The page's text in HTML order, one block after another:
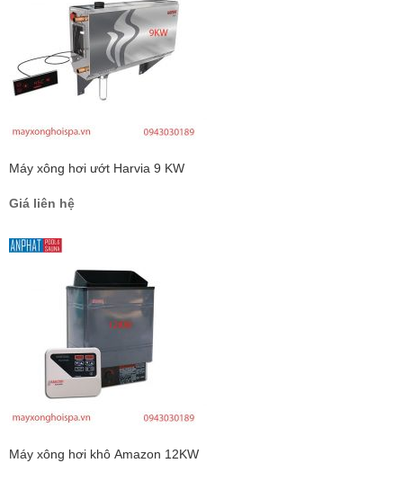
Máy xông hơi ướt Harvia 9 KW
Giá liên hệ
Máy xông hơi khô Amazon 12KW